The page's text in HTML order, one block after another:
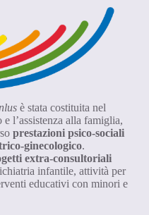
è stata costituita nel
l’assistenza alla famiglia,
prestazioni psico-sociali
ginecologico.
extra-consultoriali
infantile, attività per
educativi con minori e